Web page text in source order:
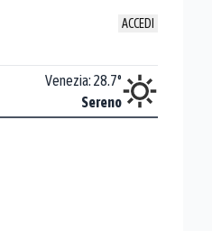
ACCEDI
Venezia: 28.7°
Sereno